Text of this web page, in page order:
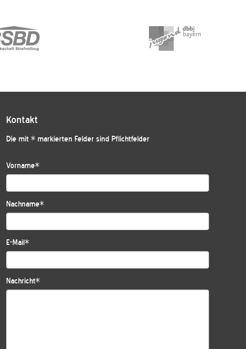
Kontakt
Die mit * markierten Felder sind Pflichtfelder
Vorname*
Nachname*
E-Mail*
Nachricht*